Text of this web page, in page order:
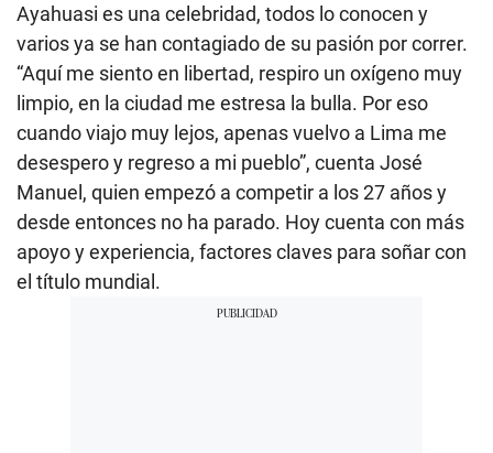
Ayahuasi es una celebridad, todos lo conocen y
varios ya se han contagiado de su pasión por correr.
“Aquí me siento en libertad, respiro un oxígeno muy
limpio, en la ciudad me estresa la bulla. Por eso
cuando viajo muy lejos, apenas vuelvo a Lima me
desespero y regreso a mi pueblo”, cuenta José
Manuel, quien empezó a competir a los 27 años y
desde entonces no ha parado. Hoy cuenta con más
apoyo y experiencia, factores claves para soñar con
el título mundial.